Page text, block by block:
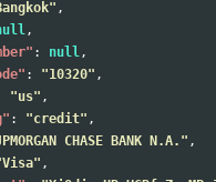
,
,
: null,
: "10320" ,
"us" ,
: "credit" ,
CHASE BANK N.A." ,
,